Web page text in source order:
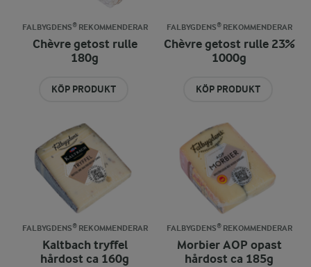
FALBYGDENS® REKOMMENDERAR
Chèvre getost rulle
180g
KÖP PRODUKT
FALBYGDENS® REKOMMENDERAR
Chèvre getost rulle 23%
1000g
KÖP PRODUKT
FALBYGDENS® REKOMMENDERAR
Kaltbach tryffel
hårdost ca 160g
FALBYGDENS® REKOMMENDERAR
Morbier AOP opast
hårdost ca 185g